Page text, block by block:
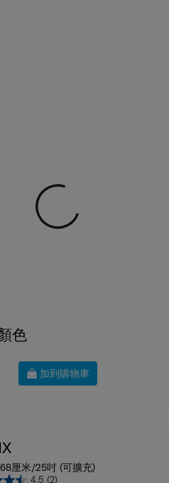
色
加到購物車
厘米/25吋 (可擴充)
4.5 (2)